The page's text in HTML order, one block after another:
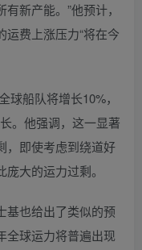
新产能。”他预计，
费上涨压力“将在今
船队将增长10%，
。他强调，这一显著
，即使考虑到绕道好
大的运力过剩。
基也给出了类似的预
全球运力将普遍出现